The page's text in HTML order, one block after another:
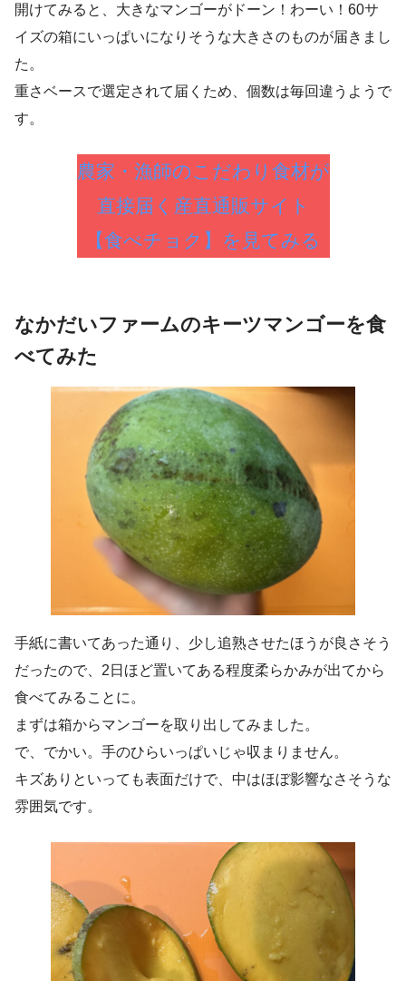
開けてみると、大きなマンゴーがドーン！わーい！60サ
イズの箱にいっぱいになりそうな大きさのものが届きまし
た。
重さベースで選定されて届くため、個数は毎回違うようで
す。
農家・漁師のこだわり食材が
直接届く産直通販サイト
【食べチョク】を見てみる
なかだいファームのキーツマンゴーを食
べてみた
手紙に書いてあった通り、少し追熟させたほうが良さそう
だったので、2日ほど置いてある程度柔らかみが出てから
食べてみることに。
まずは箱からマンゴーを取り出してみました。
で、でかい。手のひらいっぱいじゃ収まりません。
キズありといっても表面だけで、中はほぼ影響なさそうな
雰囲気です。